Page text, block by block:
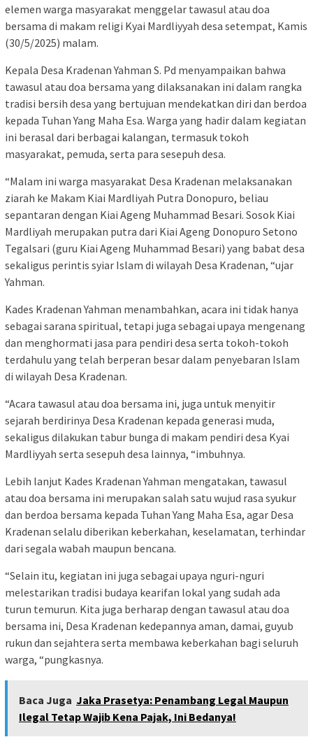
elemen warga masyarakat menggelar tawasul atau doa
bersama di makam religi Kyai Mardliyyah desa setempat, Kamis
(30/5/2025) malam.
Kepala Desa Kradenan Yahman S. Pd menyampaikan bahwa
tawasul atau doa bersama yang dilaksanakan ini dalam rangka
tradisi bersih desa yang bertujuan mendekatkan diri dan berdoa
kepada Tuhan Yang Maha Esa. Warga yang hadir dalam kegiatan
ini berasal dari berbagai kalangan, termasuk tokoh
masyarakat, pemuda, serta para sesepuh desa.
“Malam ini warga masyarakat Desa Kradenan melaksanakan
ziarah ke Makam Kiai Mardliyah Putra Donopuro, beliau
sepantaran dengan Kiai Ageng Muhammad Besari. Sosok Kiai
Mardliyah merupakan putra dari Kiai Ageng Donopuro Setono
Tegalsari (guru Kiai Ageng Muhammad Besari) yang babat desa
sekaligus perintis syiar Islam di wilayah Desa Kradenan, “ujar
Yahman.
Kades Kradenan Yahman menambahkan, acara ini tidak hanya
sebagai sarana spiritual, tetapi juga sebagai upaya mengenang
dan menghormati jasa para pendiri desa serta tokoh-tokoh
terdahulu yang telah berperan besar dalam penyebaran Islam
di wilayah Desa Kradenan.
“Acara tawasul atau doa bersama ini, juga untuk menyitir
sejarah berdirinya Desa Kradenan kepada generasi muda,
sekaligus dilakukan tabur bunga di makam pendiri desa Kyai
Mardliyyah serta sesepuh desa lainnya, “imbuhnya.
Lebih lanjut Kades Kradenan Yahman mengatakan, tawasul
atau doa bersama ini merupakan salah satu wujud rasa syukur
dan berdoa bersama kepada Tuhan Yang Maha Esa, agar Desa
Kradenan selalu diberikan keberkahan, keselamatan, terhindar
dari segala wabah maupun bencana.
“Selain itu, kegiatan ini juga sebagai upaya nguri-nguri
melestarikan tradisi budaya kearifan lokal yang sudah ada
turun temurun. Kita juga berharap dengan tawasul atau doa
bersama ini, Desa Kradenan kedepannya aman, damai, guyub
rukun dan sejahtera serta membawa keberkahan bagi seluruh
warga, “pungkasnya.
Baca Juga Jaka Prasetya: Penambang Legal Maupun
Ilegal Tetap Wajib Kena Pajak, Ini Bedanya!